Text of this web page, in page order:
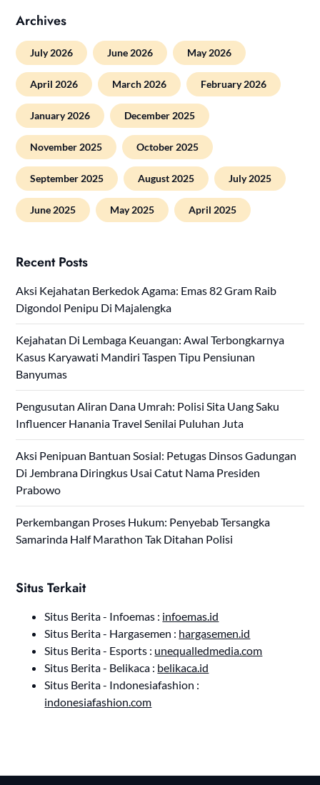
Archives
July 2026 June 2026 May 2026
April 2026 March 2026 February 2026
January 2026 December 2025
November 2025 October 2025
September 2025 August 2025 July 2025
June 2025 May 2025 April 2025
Recent Posts
Aksi Kejahatan Berkedok Agama: Emas 82 Gram Raib
Digondol Penipu Di Majalengka
Kejahatan Di Lembaga Keuangan: Awal Terbongkarnya
Kasus Karyawati Mandiri Taspen Tipu Pensiunan
Banyumas
Pengusutan Aliran Dana Umrah: Polisi Sita Uang Saku
Influencer Hanania Travel Senilai Puluhan Juta
Aksi Penipuan Bantuan Sosial: Petugas Dinsos Gadungan
Di Jembrana Diringkus Usai Catut Nama Presiden
Prabowo
Perkembangan Proses Hukum: Penyebab Tersangka
Samarinda Half Marathon Tak Ditahan Polisi
Situs Terkait
Situs Berita - Infoemas : infoemas.id
Situs Berita - Hargasemen : hargasemen.id
Situs Berita - Esports : unequalledmedia.com
Situs Berita - Belikaca : belikaca.id
Situs Berita - Indonesiafashion :
indonesiafashion.com